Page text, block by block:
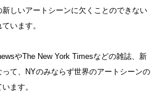
しいアートシーンに欠くことのできない
います。
やThe New York Timesなどの雑誌、新
て、NYのみならず世界のアートシーンの
ます。